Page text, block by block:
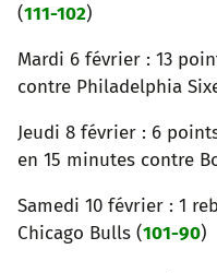
(111-102)
Mardi 6 février : 13
contre Philadelphia
Jeudi 8 février : 6
en 15 minutes contre
Samedi 10 février : 1
Chicago Bulls (101-90)